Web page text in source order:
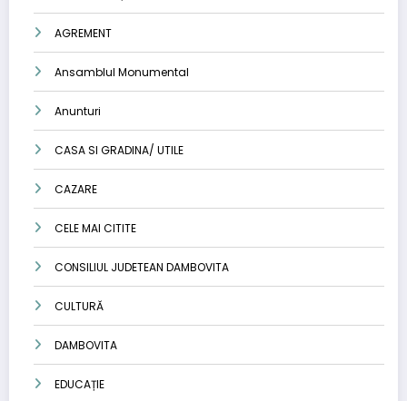
AGREMENT
Ansamblul Monumental
Anunturi
CASA SI GRADINA/ UTILE
CAZARE
CELE MAI CITITE
CONSILIUL JUDETEAN DAMBOVITA
CULTURĂ
DAMBOVITA
EDUCAȚIE